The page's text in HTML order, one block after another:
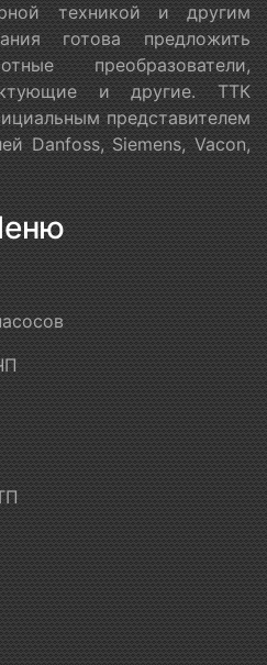
техникой и другим
готова предложить
преобразователи,
и другие. ТТК
представителем
Danfoss, Siemens, Vacon,